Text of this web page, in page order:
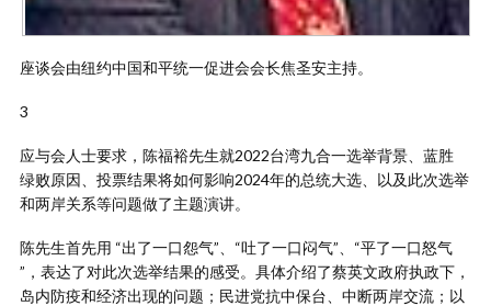
座谈会由纽约中国和平统一促进会会长焦圣安主持。
3
应与会人士要求，陈福裕先生就2022台湾九合一选举背景、蓝胜
绿败原因、投票结果将如何影响2024年的总统大选、以及此次选举
和两岸关系等问题做了主题演讲。
陈先生首先用 “出了一口怨气”、“吐了一口闷气”、“平了一口怒气
”，表达了对此次选举结果的感受。具体介绍了蔡英文政府执政下，
岛内防疫和经济出现的问题；民进党抗中保台、中断两岸交流；以